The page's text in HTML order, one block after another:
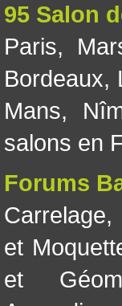
95 Salon
Paris,
Bordeaux,
Mans,
salons en
Forums
Carrelage,
et
et